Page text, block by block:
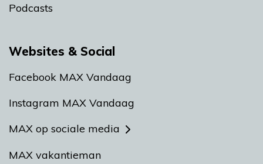
Podcasts
Websites & Social
Facebook MAX Vandaag
Instagram MAX Vandaag
MAX op sociale media
MAX vakantieman